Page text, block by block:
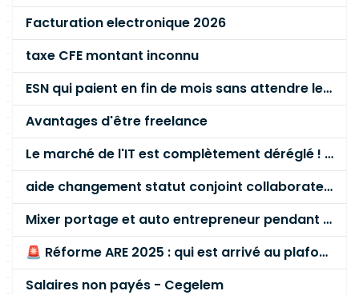
Facturation electronique 2026
taxe CFE montant inconnu
ESN qui paient en fin de mois sans attendre le paiement client ?
Avantages d'être freelance
Le marché de l'IT est complètement déréglé ! STOP à cette mascarade ! Il faut s'unir et résister !
aide changement statut conjoint collaborateur
Mixer portage et auto entrepreneur pendant des années - quel risque ?
🚨 Réforme ARE 2025 : qui est arrivé au plafond des 60 % en gardant son entreprise ?
Salaires non payés - Cegelem